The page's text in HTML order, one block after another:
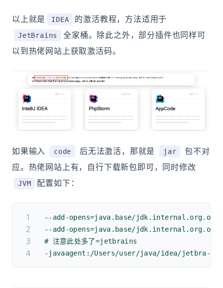
以上就是 IDEA 的激活教程，方法适用于
JetBrains
全家桶。除此之外，部分插件也同样可
以到热佬网站上获取激活码。
如果输入 code 后无法激活，那就是 jar
包不对
应。热佬网站上有，自行下载新包即可，同时修改
JVM 配置如下：
--add-opens=java.base/
--add-opens=java.base/
# 注意此处多了=jetbrains
-javaagent:/Users/user/java/idea/jetbra-